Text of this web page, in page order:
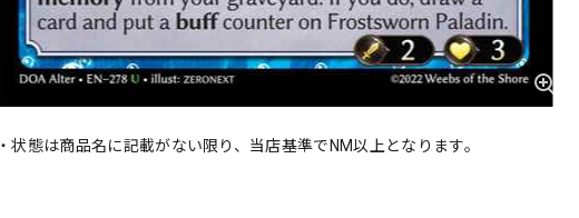
・状態は商品名に記載がない限り、当店基準でNM以上となります。